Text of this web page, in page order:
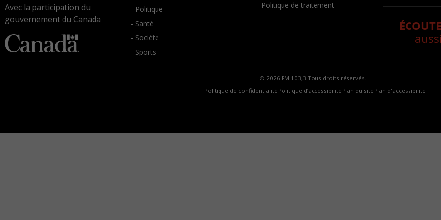
Avec la participation du
gouvernement du Canada
- Politique
- Santé
- Société
- Sports
- Politique de traitement
© 2026 FM 103,3 Tous droits réservés.
Politique de confidentialité Politique d’accessibilité Plan du site Plan d'accessibilite